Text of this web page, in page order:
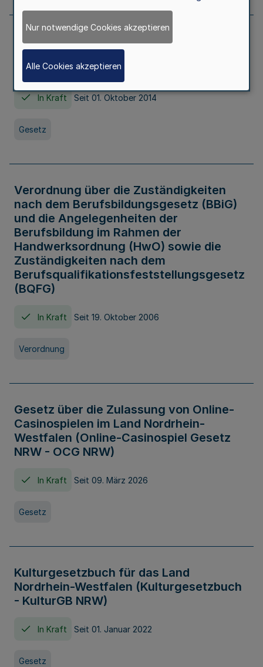
Gesetz über die Hochschulen des Landes
Nordrhein-Westfalen (Hochschulgesetz -
HG)
In Kraft Seit 01. Oktober 2014
Gesetz
Verordnung über die Zuständigkeiten
nach dem Berufsbildungsgesetz (BBiG)
und die Angelegenheiten der
Berufsbildung im Rahmen der
Handwerksordnung (HwO) sowie die
Zuständigkeiten nach dem
Berufsqualifikationsfeststellungsgesetz
(BQFG)
In Kraft Seit 19. Oktober 2006
Verordnung
Gesetz über die Zulassung von Online-
Casinospielen im Land Nordrhein-
Westfalen (Online-Casinospiel Gesetz
NRW - OCG NRW)
In Kraft Seit 09. März 2026
Gesetz
Kulturgesetzbuch für das Land
Nordrhein-Westfalen (Kulturgesetzbuch
- KulturGB NRW)
In Kraft Seit 01. Januar 2022
Gesetz
Nur notwendige Cookies akzeptieren
Alle Cookies akzeptieren